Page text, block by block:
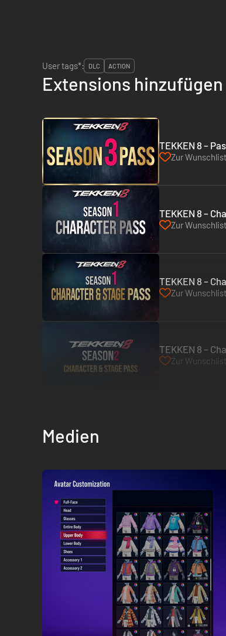
User tags*:
DLC ACTION
Extensions hinzufügen
TEKKEN 8 –
Zur
TEKKEN 8 –
Zur
TEKKEN 8 –
Zur
TEKKEN 8 –
Zur
Medien